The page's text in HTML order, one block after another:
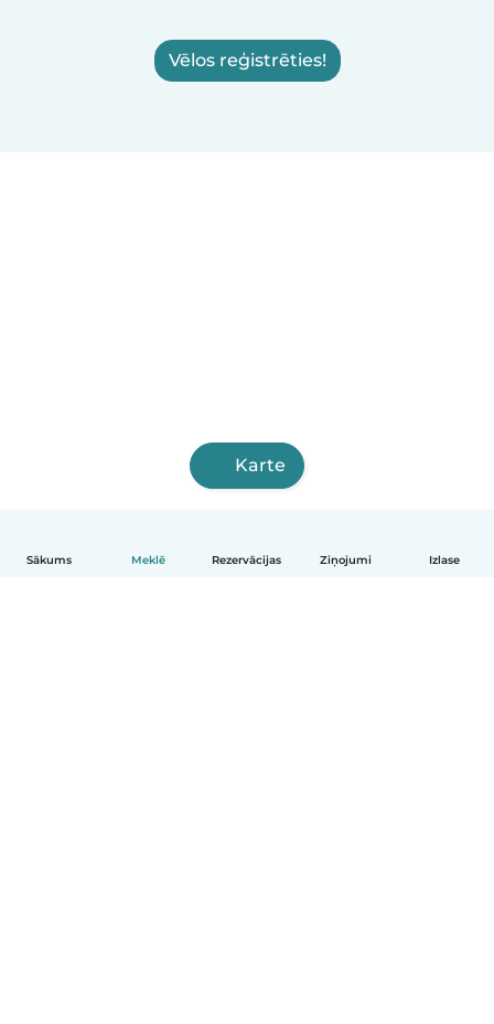
Sākums Meklē Rezervācijas Ziņojumi Izlase
Vēlos reģistrēties!
Karte